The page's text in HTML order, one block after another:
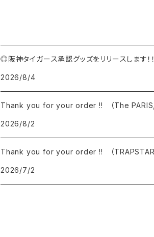
◎阪神タイガース承認グッズをリリースします！！
2026/8/4
Thank you for your order !! （The
2026/8/2
Thank you for your order !! （TRAPSTAR
2026/7/2